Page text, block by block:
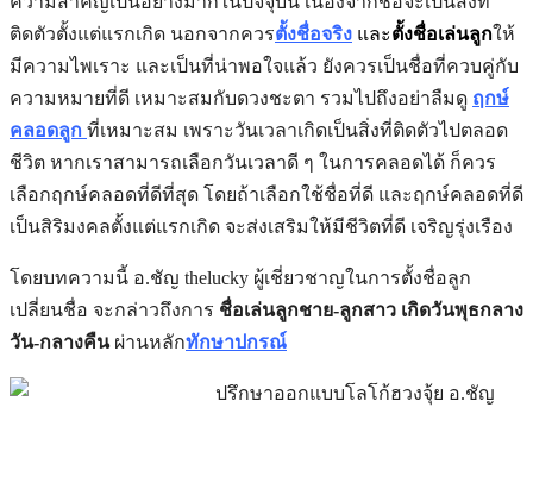
ติดตัวตั้งแต่แรกเกิด นอกจากควรตั้งชื่อจริง และตั้งชื่อเล่นลูกให้
มีความไพเราะ และเป็นที่น่าพอใจแล้ว ยังควรเป็นชื่อที่ควบคู่กับ
ความหมายที่ดี เหมาะสมกับดวงชะตา รวมไปถึงอย่าลืมดู ฤกษ์
คลอดลูก ที่เหมาะสม เพราะวันเวลาเกิดเป็นสิ่งที่ติดตัวไปตลอด
ชีวิต หากเราสามารถเลือกวันเวลาดี ๆ ในการคลอดได้ ก็ควร
เลือกฤกษ์คลอดที่ดีที่สุด โดยถ้าเลือกใช้ชื่อที่ดี และฤกษ์คลอดที่ดี
เป็นสิริมงคลตั้งแต่แรกเกิด จะส่งเสริมให้มีชีวิตที่ดี เจริญรุ่งเรือง
โดยบทความนี้ อ.ชัญ thelucky ผู้เชี่ยวชาญในการตั้งชื่อลูก
เปลี่ยนชื่อ จะกล่าวถึงการ ชื่อเล่นลูกชาย-ลูกสาว เกิดวันพุธกลาง
วัน-กลางคืนผ่านหลักทักษาปกรณ์